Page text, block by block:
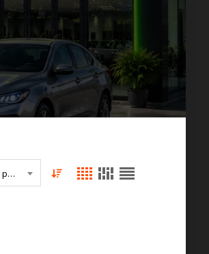
Ordenar por Fecha